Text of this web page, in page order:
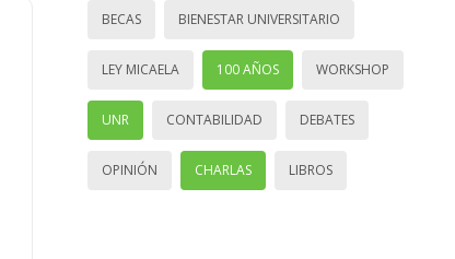
BECAS BIENESTAR UNIVERSITARIO
LEY MICAELA 100 AÑOS WORKSHOP
UNR CONTABILIDAD DEBATES
OPINIÓN CHARLAS LIBROS